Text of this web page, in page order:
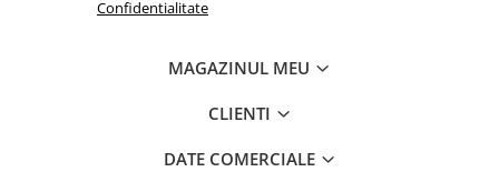
Pentru sticla si suprafete fine
Solutii pentru suprafetele din lemn
Confidentialitate
MAGAZINUL MEU
CLIENTI
DATE COMERCIALE